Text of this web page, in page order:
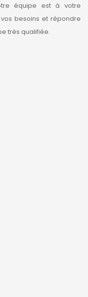
équipe est à votre
besoins et répondre
très qualifiée.